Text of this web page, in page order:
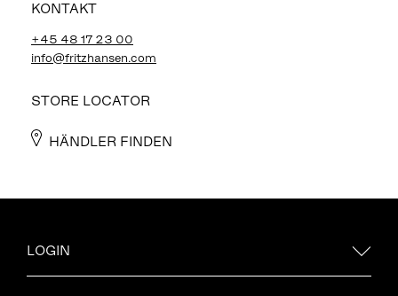
KONTAKT
+45 48 17 23 00
info@fritzhansen.com
STORE LOCATOR
HÄNDLER FINDEN
LOGIN